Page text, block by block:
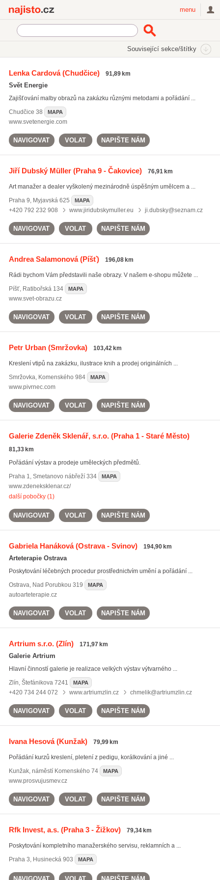
menu
Související sekce/štítky
Malíři a sochaři (208)
Lenka Cardová(Chudčice) 91,89 km
Svět Energie
Zajišťování malby obrazů na zakázku různými metodami a pořádání ...
Chudčice 38 MAPA
www.svetenergie.com
NAVIGOVAT VOLAT NAPIŠTE NÁM
Jiří Dubský Müller(Praha 9 - Čakovice) 76,91 km
Art manažer a dealer vyškolený mezinárodně úspěšným umělcem a ...
Praha 9, Myjavská 625 MAPA
+420 792 232 908 www.jiridubskymuller.eu ji.dubsky@seznam.cz
NAVIGOVAT VOLAT NAPIŠTE NÁM
Andrea Salamonová(Píšť) 196,08 km
Rádi bychom Vám představili naše obrazy. V našem e-shopu můžete ...
Píšť, Ratibořská 134 MAPA
www.svet-obrazu.cz
NAVIGOVAT VOLAT NAPIŠTE NÁM
Petr Urban(Smržovka) 103,42 km
Kreslení vtipů na zakázku, ilustrace knih a prodej originálních ...
Smržovka, Komenského 984 MAPA
www.pivrnec.com
NAVIGOVAT VOLAT NAPIŠTE NÁM
Galerie Zdeněk Sklenář, s.r.o.(Praha 1 - Staré Město)
81,33 km
Pořádání výstav a prodeje uměleckých předmětů.
Praha 1, Smetanovo nábřeží 334 MAPA
www.zdeneksklenar.cz/
další pobočky (1)
NAVIGOVAT VOLAT NAPIŠTE NÁM
Gabriela Hanáková(Ostrava - Svinov) 194,90 km
Arteterapie Ostrava
Poskytování léčebných procedur prostřednictvím umění a pořádání ...
Ostrava, Nad Porubkou 319 MAPA
autoarteterapie.cz
NAVIGOVAT VOLAT NAPIŠTE NÁM
Artrium s.r.o.(Zlín) 171,97 km
Galerie Artrium
Hlavní činností galerie je realizace velkých výstav výtvarného ...
Zlín, Štefánikova 7241 MAPA
+420 734 244 072 www.artriumzlin.cz chmelik@artriumzlin.cz
NAVIGOVAT VOLAT NAPIŠTE NÁM
Ivana Hesová(Kunžak) 79,99 km
Pořádání kurzů kreslení, pletení z pedigu, korálkování a jiné ...
Kunžak, náměstí Komenského 74 MAPA
www.prosvujusmev.cz
NAVIGOVAT VOLAT NAPIŠTE NÁM
Rfk Invest, a.s.(Praha 3 - Žižkov) 79,34 km
Poskytování kompletního manažerského servisu, reklamních a ...
Praha 3, Husinecká 903 MAPA